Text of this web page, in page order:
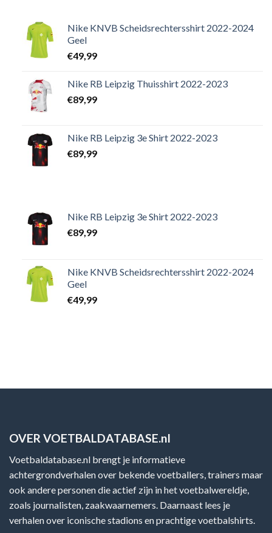
Nike KNVB Scheidsrechtersshirt 2022-2024
Geel
€49,99
Nike RB Leipzig Thuisshirt 2022-2023
€89,99
Nike RB Leipzig 3e Shirt 2022-2023
€89,99
Nike RB Leipzig 3e Shirt 2022-2023
€89,99
Nike KNVB Scheidsrechtersshirt 2022-2024
Geel
€49,99
OVER VOETBALDATABASE.nl
Voetbaldatabase.nl brengt je informatieve
achtergrondverhalen over bekende voetballers, trainers maar
ook andere personen die actief zijn in het voetbalwereldje,
zoals journalisten, zaakwaarnemers. Daarnaast lees je
verhalen over iconische stadions en prachtige voetbalshirts.